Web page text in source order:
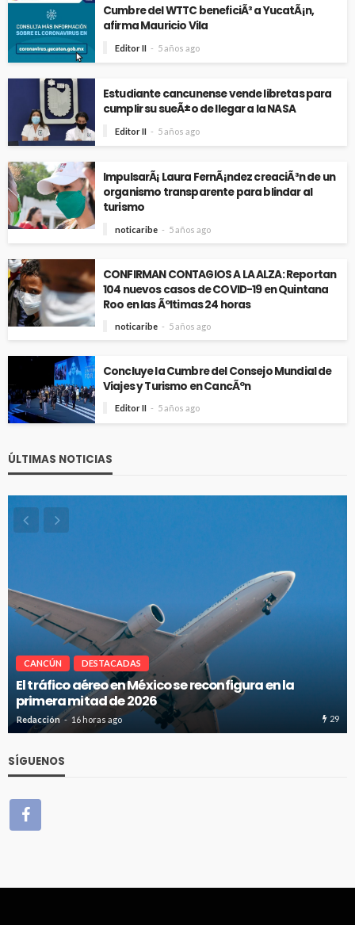
Cumbre del WTTC beneficiÃ³ a YucatÃ¡n,
afirma Mauricio Vila
Editor II 5 años ago
Estudiante cancunense vende libretas para
cumplir su sueÃ±o de llegar a la NASA
Editor II 5 años ago
ImpulsarÃ¡ Laura FernÃ¡ndez creaciÃ³n de un
organismo transparente para blindar al
turismo
noticaribe 5 años ago
CONFIRMAN CONTAGIOS A LA ALZA: Reportan
104 nuevos casos de COVID-19 en Quintana
Roo en las Ãºltimas 24 horas
noticaribe 5 años ago
Concluye la Cumbre del Consejo Mundial de
Viajes y Turismo en CancÃºn
Editor II 5 años ago
ÚLTIMAS NOTICIAS
CANCÚN DESTACADAS
El tráfico aéreo en México se reconfigura en la
primera mitad de 2026
Redacción 16 horas ago 29
SÍGUENOS